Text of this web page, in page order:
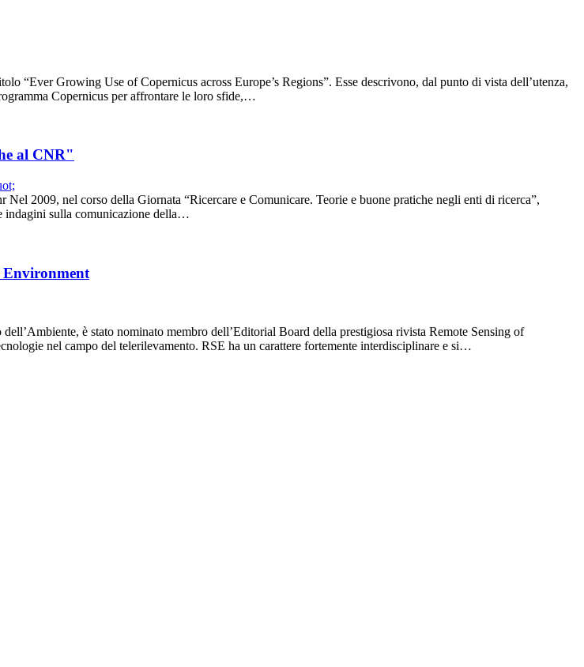
“Ever Growing Use of Copernicus across Europe’s Regions”. Esse descrivono, dal punto di vista dell’utenza,
Copernicus per affrontare le loro sfide,…
al CNR"
2009, nel corso della Giornata “Ricercare e Comunicare. Teorie e buone pratiche negli enti di ricerca”,
indagini sulla comunicazione della…
Environment
è stato nominato membro dell’Editorial Board della prestigiosa rivista Remote Sensing of
nel campo del telerilevamento. RSE ha un carattere fortemente interdisciplinare e si…